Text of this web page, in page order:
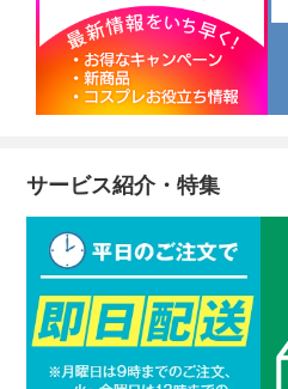
サービス紹介・特集